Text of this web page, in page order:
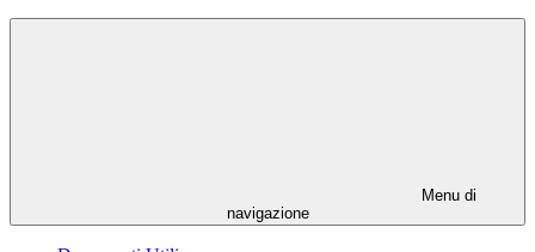
Menu di
navigazione